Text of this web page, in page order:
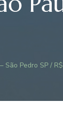
São Pedro SP /